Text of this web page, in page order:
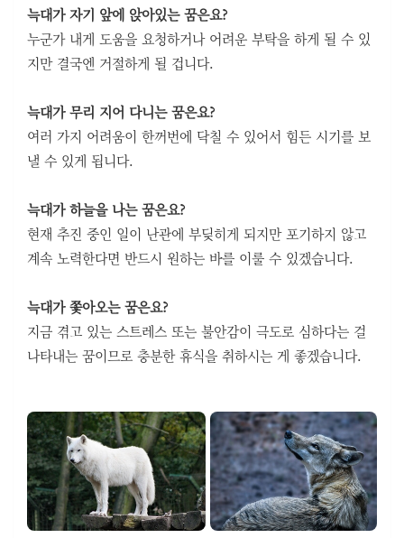
늑대가 자기 앞에 앉아있는 꿈은요?
누군가 내게 도움을 요청하거나 어려운 부탁을 하게 될 수 있
지만 결국엔 거절하게 될 겁니다.
늑대가 무리 지어 다니는 꿈은요?
여러 가지 어려움이 한꺼번에 닥칠 수 있어서 힘든 시기를 보
낼 수 있게 됩니다.
늑대가 하늘을 나는 꿈은요?
현재 추진 중인 일이 난관에 부딪히게 되지만 포기하지 않고
계속 노력한다면 반드시 원하는 바를 이룰 수 있겠습니다.
늑대가 쫓아오는 꿈은요?
지금 겪고 있는 스트레스 또는 불안감이 극도로 심하다는 걸
나타내는 꿈이므로 충분한 휴식을 취하시는 게 좋겠습니다.